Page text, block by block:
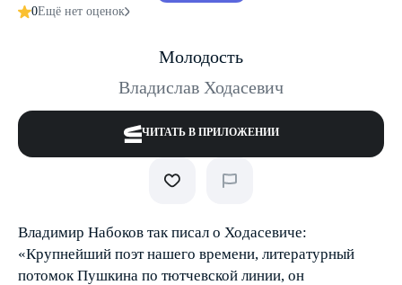
0Ещё нет оценок
Молодость
Владислав Ходасевич
ЧИТАТЬ В ПРИЛОЖЕНИИ
Владимир Набоков так писал о Ходасевиче:
«Крупнейший поэт нашего времени, литературный
потомок Пушкина по тютчевской линии, он